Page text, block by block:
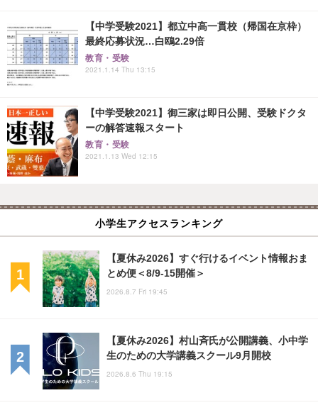
【中学受験2021】都立中高一貫校（帰国在京枠）
最終応募状況…白鴎2.29倍
教育・受験
2021.1.14 Thu 13:15
【中学受験2021】御三家は即日公開、受験ドクタ
ーの解答速報スタート
教育・受験
2021.1.13 Wed 12:15
小学生アクセスランキング
【夏休み2026】すぐ行けるイベント情報おま
とめ便＜8/9-15開催＞
2026.8.7 Fri 19:45
【夏休み2026】村山斉氏が公開講義、小中学
生のための大学講義スクール9月開校
2026.8.6 Thu 19:15